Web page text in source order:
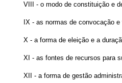
VIII - o modo de constituição e
IX - as normas de convocação
X - a forma de eleição e a
XI - as fontes de recursos para
XII - a forma de gestão